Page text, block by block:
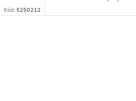
Kód: 5250212